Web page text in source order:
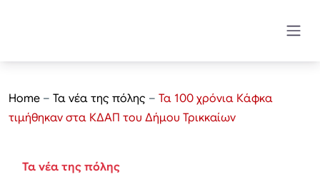
Home – Τα νέα της πόλης – Τα 100 χρόνια Κάφκα
τιμήθηκαν στα ΚΔΑΠ του Δήμου Τρικκαίων
Τα νέα της πόλης